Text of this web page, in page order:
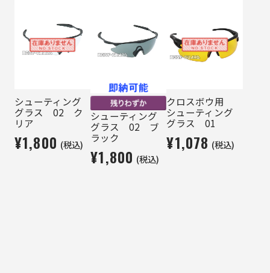
シューティング
グラス 02 ク
リア
¥1,800 (税込)
シューティング
グラス 02 ブ
ラック
¥1,800 (税込)
クロスボウ用
シューティング
グラス 01
¥1,078 (税込)